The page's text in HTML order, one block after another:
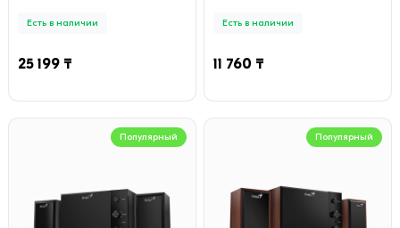
Есть в наличии
25 199 ₸
Есть в наличии
11 760 ₸
Популярный Популярный